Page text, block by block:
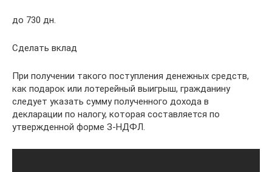
до 730 дн.
Сделать вклад
При получении такого поступления денежных средств,
как подарок или лотерейный выигрыш, гражданину
следует указать сумму полученного дохода в
декларации по налогу, которая составляется по
утвержденной форме З-НДФЛ.